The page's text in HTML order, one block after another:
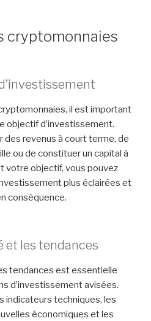
cryptomonnaies
il est important
objectif d’investissement.
des revenus à court terme, de
ou de constituer un capital à
votre objectif, vous pouvez
plus éclairées et
conséquence.
et les tendances
tendances est essentielle
d’investissement avisées.
indicateurs techniques, les
économiques et les